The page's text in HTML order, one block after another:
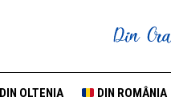
DIN OLTENIA DIN ROMÂNIA